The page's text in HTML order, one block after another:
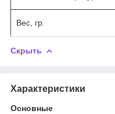
Вес, гр.
Скрыть
Характеристики
Основные